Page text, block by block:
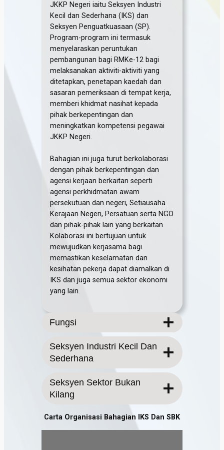
JKKP Negeri iaitu Seksyen Industri
Kecil dan Sederhana (IKS) dan
Seksyen Penguatkuasaan (SP).
Program-program ini termasuk
menyelaraskan peruntukan
pembangunan bagi RMKe-12 bagi
melaksanakan aktiviti-aktiviti yang
ditetapkan, penetapan kaedah dan
sasaran pemeriksaan di tempat kerja,
memberi khidmat nasihat kepada
pihak berkepentingan dan
meningkatkan kompetensi pegawai
JKKP Negeri.
Bahagian ini juga turut berkolaborasi
dengan pihak berkepentingan dan
agensi kerjaan berkaitan seperti
agensi perkhidmatan awam
persekutuan dan negeri, Setiausaha
Kerajaan Negeri, Persatuan serta NGO
dan pihak-pihak lain yang berkaitan.
Kolaborasi ini bertujuan untuk
mewujudkan kerjasama bagi
memastikan keselamatan dan
kesihatan pekerja dapat diamalkan di
IKS dan juga semua sektor ekonomi
yang lain.
Fungsi
Seksyen Industri Kecil Dan
Sederhana
Seksyen Sektor Bukan
Kilang
Carta Organisasi Bahagian IKS Dan SBK